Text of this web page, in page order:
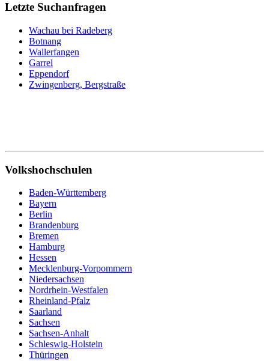
Letzte Suchanfragen
Wachau bei Radeberg
Botnang
Wallerfangen
Garrel
Eppendorf
Zwingenberg, Bergstraße
Volkshochschulen
Baden-Württemberg
Bayern
Berlin
Brandenburg
Bremen
Hamburg
Hessen
Mecklenburg-Vorpommern
Niedersachsen
Nordrhein-Westfalen
Rheinland-Pfalz
Saarland
Sachsen
Sachsen-Anhalt
Schleswig-Holstein
Thüringen